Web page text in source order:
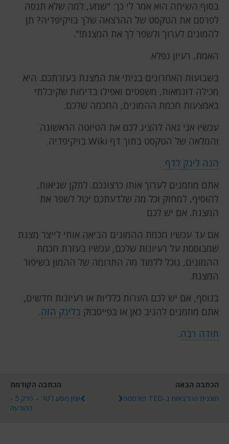
בסוף השיחה הוא אמר לי כך: "שמע, למה שלא תנסה
לפרסם את הטקסט של ההרצאה שלך בויקיפדיה? תן
להמונים לערוך ולשפר לך את המצגת!".
האמת, רעיון נפלא.
בשבועות האחרונים בניתי את המצגת בעזרתכם. היא
מכילה דוגמאות, משפטים ואפילו בדיחות שקיבלתי
באמצעות חכמת ההמונים, החכמה שלכם.
עכשיו אני גאה להציג לכם את הטיוטה הראשונה
והמלאה של הטקסט בתוך דף Wiki בויקיפדיה.
הנה לינק לדף.
אתם מוזמנים לערוך אותו כרצונכם. לתקן שגיאות,
להוסיף, למחוק וכל מה שלדעתכם יכול לשפר את
המצגת. אם יש לכם
אם עד עכשיו חכמת ההמונים הביאה אותי לייצר מצגת
שמבוססת על רעיונות שלכם, עכשיו בעזרת חכמת
ההמונים, נוכל ללמוד מה התרומה של ההמון בשיפור
המצגת.
בנוסף, אם יש לכם הערות כלליות או רעיונות חדשים,
אתם מוזמנים להגיב כאן או בפייסבוק בלינק הזה.
תודה רבה.
הכתבה הקודמת
יומן מסע לטד – פרק 5 -
ההודעה
הכתבה הבאה
תוכנית ההרצאות ב-TED פורסמה